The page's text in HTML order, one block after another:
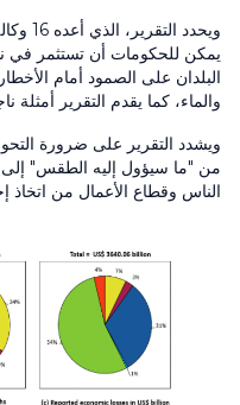
ويحدد التقرير، الذي أعده 16
يمكن للحكومات أن تستثمر في
البلدان على الصمود أمام
والماء، كما يقدم التقرير أمثلة
ويشدد التقرير على ضرورة
من "ما سيؤول إليه الطقس"
الناس وقطاع الأعمال من اتخاذ